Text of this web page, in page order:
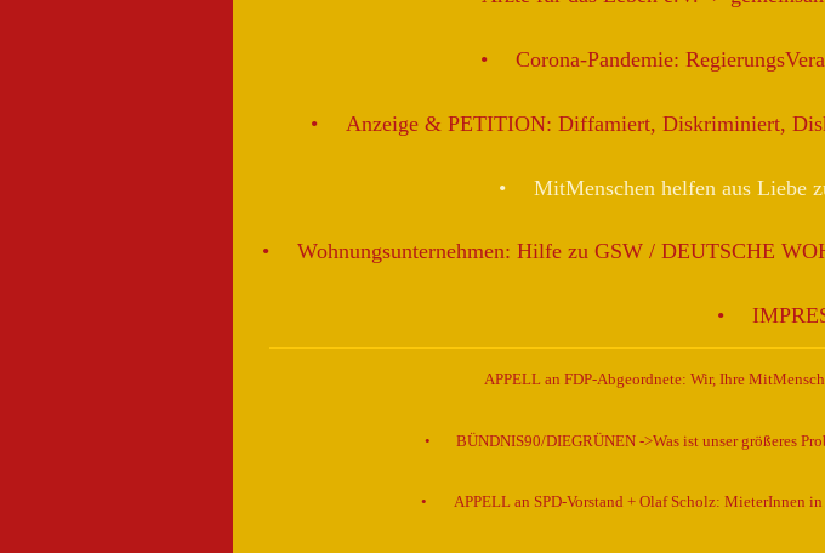
Corona-Pandemie:
Anzeige & PETITION: Diffamiert, Diskriminiert,
MitMenschen helfen aus Liebe
Wohnungsunternehmen: Hilfe zu GSW / DEUTSCHE
APPELL an FDP-Abgeordnete: Wir, Ihre
BÜNDNIS90/DIEGRÜNEN ->Was ist unser größeres
APPELL an SPD-Vorstand + Olaf Scholz: MieterInnen